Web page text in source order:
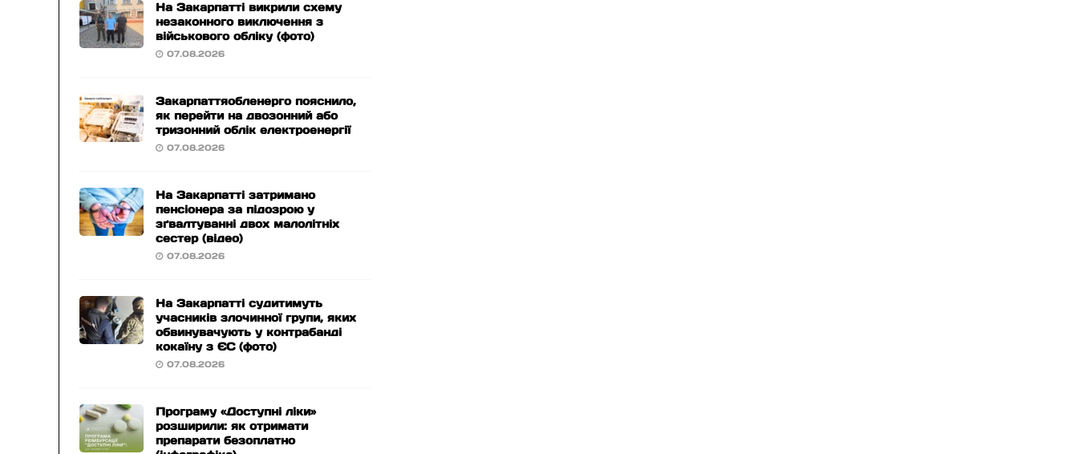
На Закарпатті викрили схему
незаконного виключення з
військового обліку (фото)
07.08.2026
Закарпаттяобленерго пояснило,
як перейти на двозонний або
тризонний облік електроенергії
07.08.2026
На Закарпатті затримано
пенсіонера за підозрою у
зґвалтуванні двох малолітніх
сестер (відео)
07.08.2026
На Закарпатті судитимуть
учасників злочинної групи, яких
обвинувачують у контрабанді
кокаїну з ЄС (фото)
07.08.2026
Програму «Доступні ліки»
розширили: як отримати
препарати безоплатно